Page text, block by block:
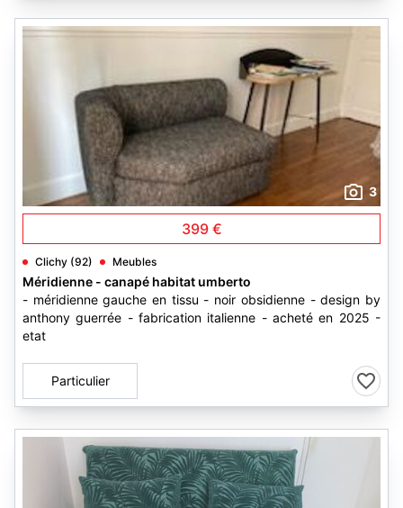
3
399 €
Clichy (92) Meubles
Méridienne - canapé habitat umberto
- méridienne gauche en tissu - noir obsidienne - design by
anthony guerrée - fabrication italienne - acheté en 2025 -
etat
Particulier